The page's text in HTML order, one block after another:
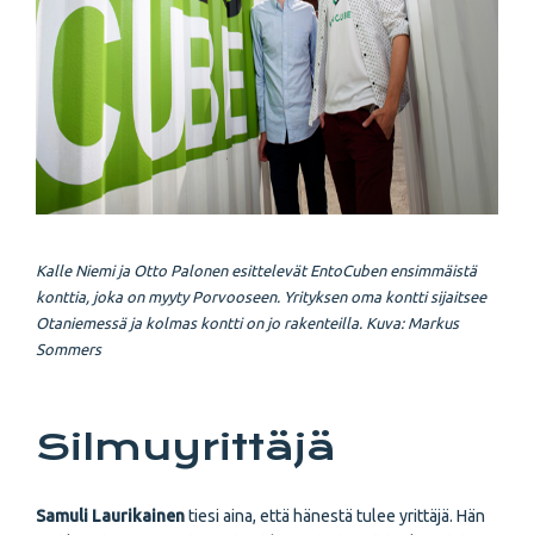
Kalle Niemi ja Otto Palonen esittelevät EntoCuben ensimmäistä
konttia, joka on myyty Porvooseen. Yrityksen oma kontti sijaitsee
Otaniemessä ja kolmas kontti on jo rakenteilla. Kuva: Markus
Sommers
Silmuyrittäjä
Samuli Laurikainentiesi aina, että hänestä tulee yrittäjä. Hän